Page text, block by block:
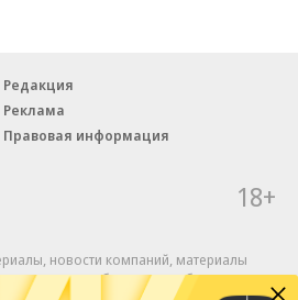
Редакция
Реклама
Правовая информация
18+
новости компаний, материалы
сообщение» опубликованы